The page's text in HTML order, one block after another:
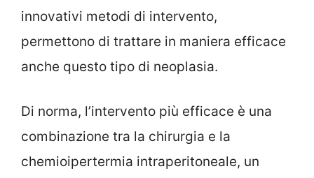
innovativi metodi di intervento,
permettono di trattare in maniera efficace
anche questo tipo di neoplasia.
Di norma, l’intervento più efficace è una
combinazione tra la chirurgia e la
chemioipertermia intraperitoneale, un